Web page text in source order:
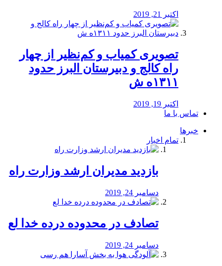
اکتبر 21, 2019
️تصویری کمیاب و کم‌نظیر از چهار
راه كالج و دبيرستان البرز حدود
۱۳۱۱ه ش
اکتبر 19, 2019
تماس با ما
خبرها
تمام اخبار
بازدید مدیران ارشد وزارت راه
دسامبر 24, 2019
تصادف در محدوده درده خدا لع
دسامبر 24, 2019